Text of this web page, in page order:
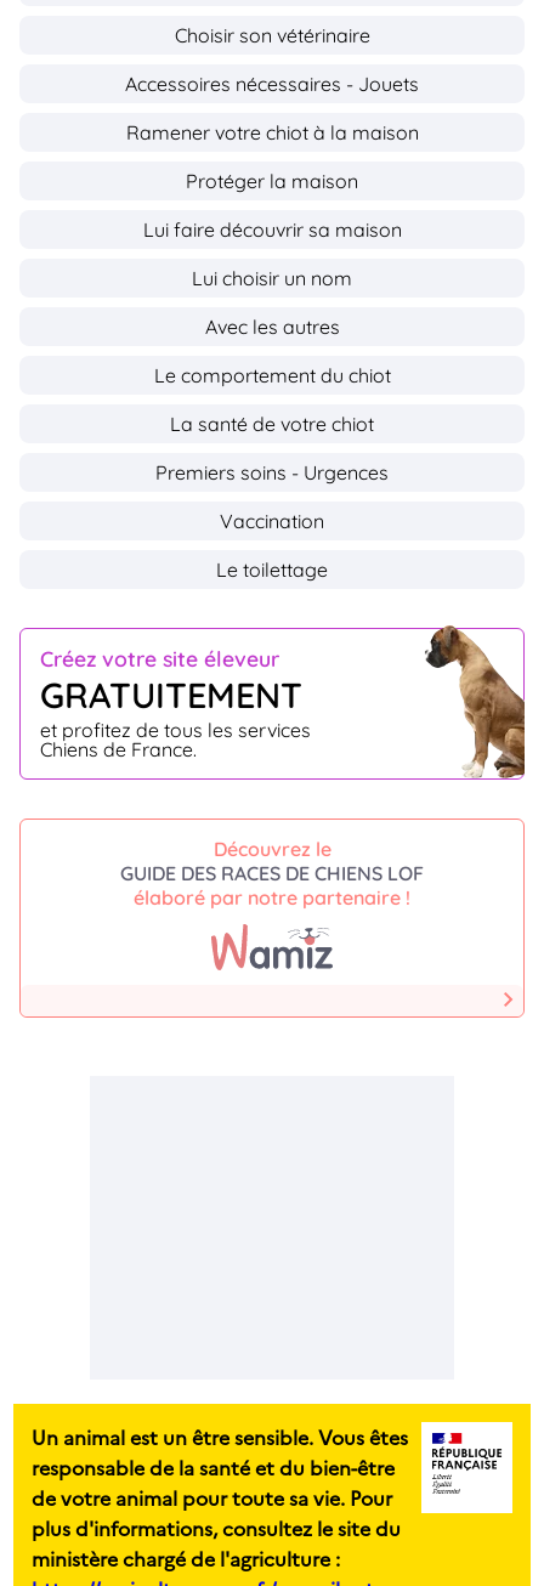
Créez votre site éleveur
GRATUITEMENT
et profitez de tous les services
Chiens de France.
Découvrez le
GUIDE DES RACES DE CHIENS LOF
élaboré par notre partenaire !
Choisir son vétérinaire
Accessoires nécessaires - Jouets
Ramener votre chiot à la maison
Protéger la maison
Lui faire découvrir sa maison
Lui choisir un nom
Avec les autres
Le comportement du chiot
La santé de votre chiot
Premiers soins - Urgences
Vaccination
Le toilettage
Un animal est un être sensible. Vous êtes
responsable de la santé et du bien-être
de votre animal pour toute sa vie. Pour
plus d'informations, consultez le site du
ministère chargé de l'agriculture :